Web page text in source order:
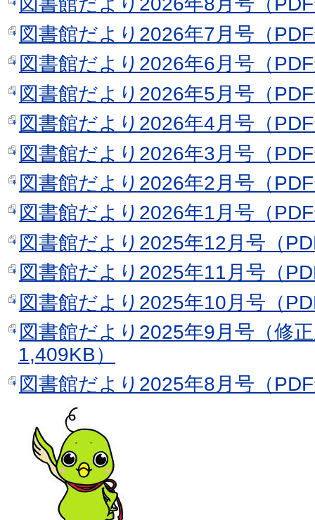
図書館だより2026年7月号（
図書館だより2026年6月号（
図書館だより2026年5月号（
図書館だより2026年4月号（
図書館だより2026年3月号（
図書館だより2026年2月号（
図書館だより2026年1月号（
図書館だより2025年12月号（
図書館だより2025年11月号（
図書館だより2025年10月号（
図書館だより2025年9月号（修
1,409KB）
図書館だより2025年8月号（